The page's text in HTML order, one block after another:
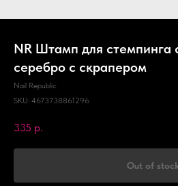
NR Штамп для стемпинга
серебро с скрапером
Nail Republic
SKU: 4673738861296
335 р.
Out of stock